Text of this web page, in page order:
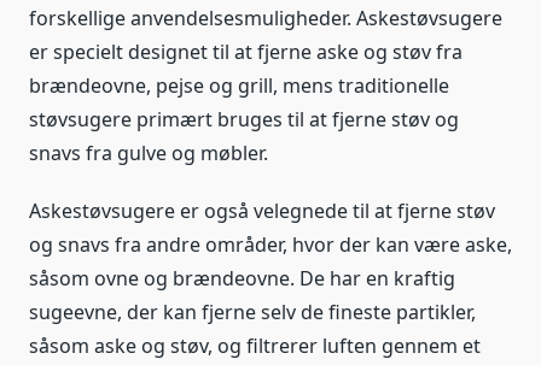
forskellige anvendelsesmuligheder. Askestøvsugere
er specielt designet til at fjerne aske og støv fra
brændeovne, pejse og grill, mens traditionelle
støvsugere primært bruges til at fjerne støv og
snavs fra gulve og møbler.
Askestøvsugere er også velegnede til at fjerne støv
og snavs fra andre områder, hvor der kan være aske,
såsom ovne og brændeovne. De har en kraftig
sugeevne, der kan fjerne selv de fineste partikler,
såsom aske og støv, og filtrerer luften gennem et